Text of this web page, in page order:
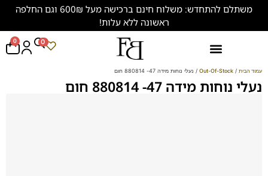
משתלם להתחדש: משלוח חינם ברכישה מעל 600₪ וגם החלפה
ראשונה ללא עלות!
0 0
עמוד הבית /
Out-Of-Stock / נעלי נוחות מידה 47- 880814 חום
נעלי נוחות מידה 47- 880814 חום